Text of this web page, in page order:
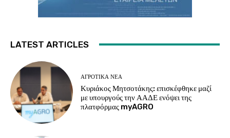
LATEST ARTICLES
ΑΓΡΟΤΙΚΆ ΝΈΑ
Κυριάκος Μητσοτάκης: επισκέφθηκε μαζί
με υπουργούς την ΑΑΔΕ ενόψει της
πλατφόρμας myAGRO